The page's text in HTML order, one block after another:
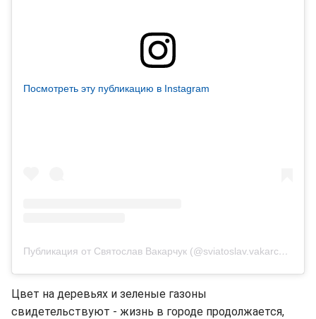
Посмотреть эту публикацию в Instagram
Публикация от Святослав Вакарчук (@sviatoslav.vakarchuk)
Цвет на деревьях и зеленые газоны
свидетельствуют - жизнь в городе продолжается,